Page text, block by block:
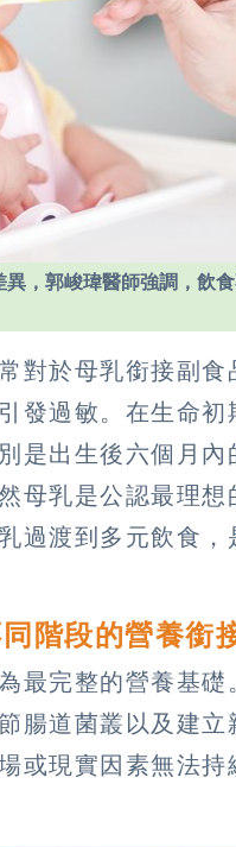
，郭峻瑋醫師強調，飲
對於母乳銜接副
發過敏。在生命
是出生後六個月
母乳是公認最理
過渡到多元飲食
階段的營養銜
最完整的營養基
腸道菌叢以及建
或現實因素無法